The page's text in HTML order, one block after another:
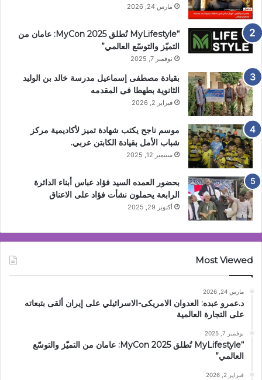
مارس 24, 2026
“MyLifestyle تُطلق MyCon 2025: عامان من
التميّز والتوسّع العالمي”
نوفمبر 7, 2025
بقيادة مصطفى إسماعيل مدرسة خالد بن الوليد
الثانوية بطهطا فى المقدمه
فبراير 2, 2026
موسم ناجح يكتب شهادة تميز لأكاديمية مركز
شباب الأمل بقيادة الكابتن عربي.
سبتمبر 12, 2025
بحضور العمده السيد فؤاد عباس أبناء الدائرة
الرابعة يحملون نشأت فؤاد على الاعناق
أكتوبر 29, 2025
Most Viewed
مارس 24, 2026
د.عمرو عبده: العدوان الامريكى-الاسرائيلي على إيران ألقى بتبعاته
على التجارة العالمية
نوفمبر 7, 2025
“MyLifestyle تُطلق MyCon 2025: عامان من التميّز والتوسّع
العالمي”
فبراير 2, 2026